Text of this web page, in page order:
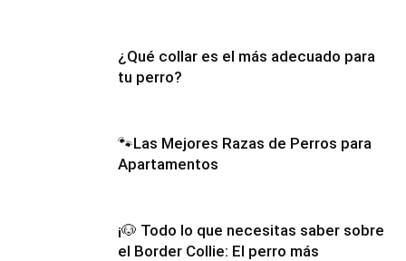
¿Qué collar es el más adecuado para
tu perro?
🐾Las Mejores Razas de Perros para
Apartamentos
¡🐶 Todo lo que necesitas saber sobre
el Border Collie: El perro más